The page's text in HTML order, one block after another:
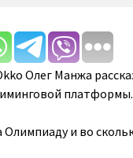
Олег Манжа
платформы.
и во